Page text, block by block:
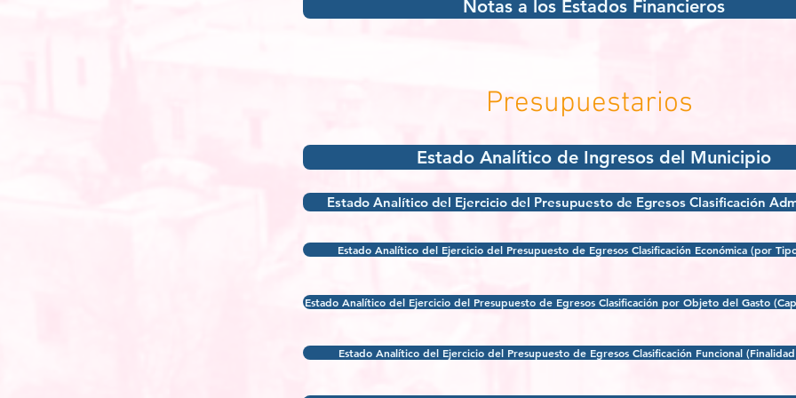
Notas a los Estados Financieros
Presupuestarios
Estado Analítico de Ingresos del Municipio
Estado Analítico del Ejercicio del Presupuesto de Egresos Clasificación
Estado Analítico del Ejercicio del Presupuesto de Egresos Clasificación Económica (por
Estado Analítico del Ejercicio del Presupuesto de Egresos Clasificación por Objeto del Gasto
Estado Analítico del Ejercicio del Presupuesto de Egresos Clasificación Funcional